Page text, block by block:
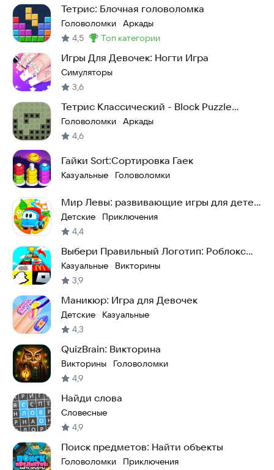
Тетрис: Блочная головоломка
Головоломки · Аркады
4,5
Метка:
топ категории
Игры Для Девочек: Ногти Игра
Симуляторы
3,6
Тетрис Классический - Block Puzzle
Classic
Головоломки · Аркады
4,6
Гайки Sort:Сортировка Гаек
Казуальные · Головоломки
Мир Левы: развивающие игры для детей
3 5 лет
Детские · Приключения
4,4
Выбери Правильный Логотип: Роблокс
Обби!
Казуальные · Викторины
3,9
Маникюр: Игра для Девочек
Детские · Казуальные
4,3
QuizBrain: Викторина
Викторины · Головоломки
4,9
Найди слова
Словесные
4,9
Поиск предметов: Найти объекты
Головоломки · Приключения